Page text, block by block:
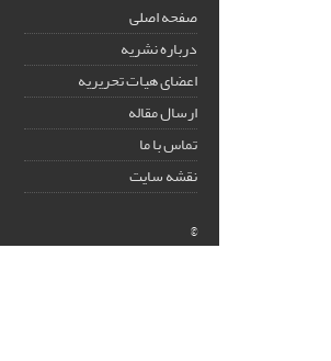
صفحه اصلی
درباره نشریه
اعضای هیات تحریریه
ارسال مقاله
تماس با ما
نقشه سایت
©